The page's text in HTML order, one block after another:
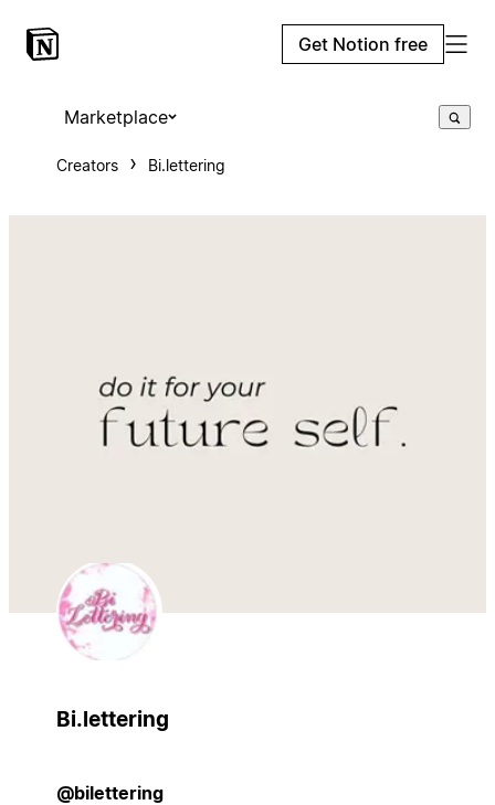
Get Notion free
Marketplace
Creators Bi.lettering
Bi.lettering
@bilettering